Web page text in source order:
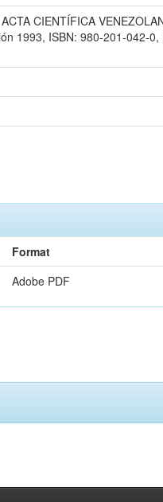
CIENTÍFICA
1993, ISBN: 980-201-042-
Format
Adobe PDF